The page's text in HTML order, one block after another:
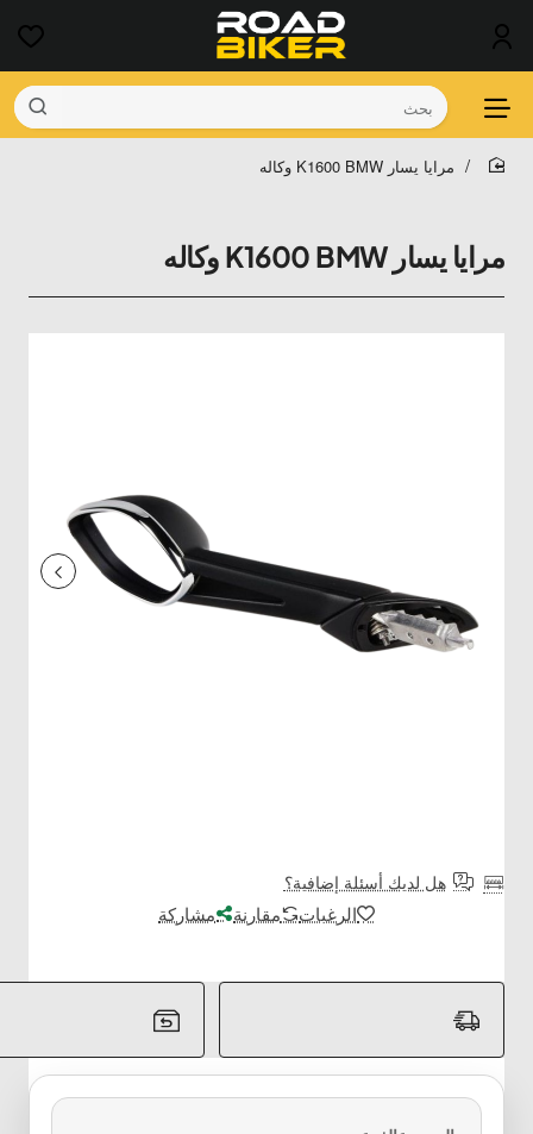
بحث
مرايا يسار K1600 BMW وكاله
مرايا يسار K1600 BMW وكاله
هل لديك أسئلة إضافية؟
الرغبات مقارنة مشاركة